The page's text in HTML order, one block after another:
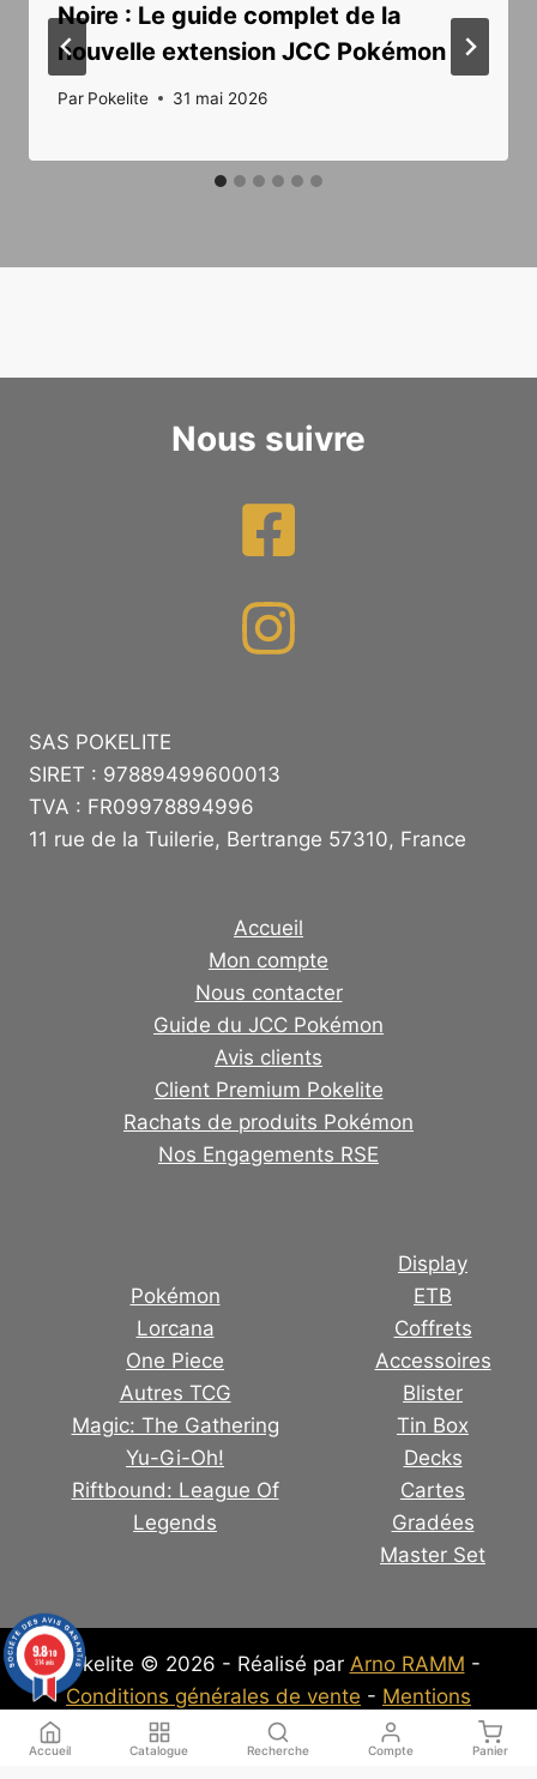
Noire : Le guide complet de la
nouvelle extension JCC Pokémon
Par Pokelite 31 mai 2026
Nous suivre
SAS POKELITE
SIRET : 97889499600013
TVA : FR09978894996
11 rue de la Tuilerie, Bertrange 57310, France
Accueil
Mon compte
Nous contacter
Guide du JCC Pokémon
Avis clients
Client Premium Pokelite
Rachats de produits Pokémon
Nos Engagements RSE
Pokémon
Lorcana
One Piece
Autres TCG
Magic: The Gathering
Yu-Gi-Oh!
Riftbound: League Of
Legends
Display
ETB
Coffrets
Accessoires
Blister
Tin Box
Decks
Cartes
Gradées
Master Set
Pokelite © 2026 - Réalisé par Arno RAMM -
Conditions générales de vente - Mentions
Légales- Politique de confidentialité
Accueil Catalogue Recherche Compte Panier
9.8/10
314 avis